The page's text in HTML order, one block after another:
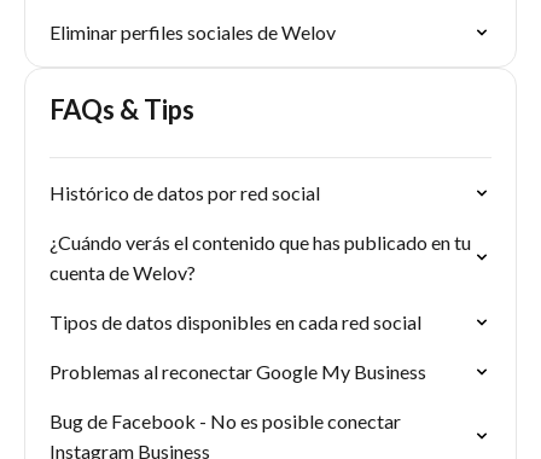
Eliminar perfiles sociales de Welov
FAQs & Tips
Histórico de datos por red social
¿Cuándo verás el contenido que has publicado en tu
cuenta de Welov?
Tipos de datos disponibles en cada red social
Problemas al reconectar Google My Business
Bug de Facebook - No es posible conectar
Instagram Business